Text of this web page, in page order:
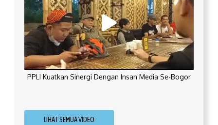
PPLI Kuatkan Sinergi Dengan Insan Media Se-Bogor
LIHAT SEMUA VIDEO